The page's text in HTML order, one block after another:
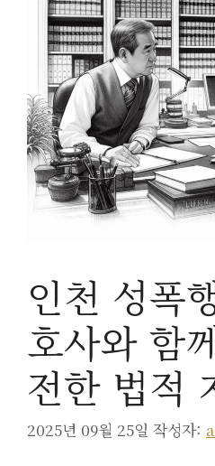
인천 성폭
호사와 함
전한 법적
2025년 09월 25일 작성자: